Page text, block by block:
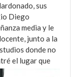
sus
Diego
media y le
junto a la
donde no
el lugar que